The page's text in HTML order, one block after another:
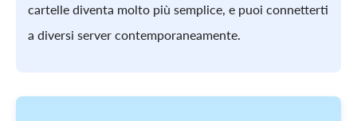
cartelle diventa molto più semplice, e puoi connetterti
a diversi server contemporaneamente.